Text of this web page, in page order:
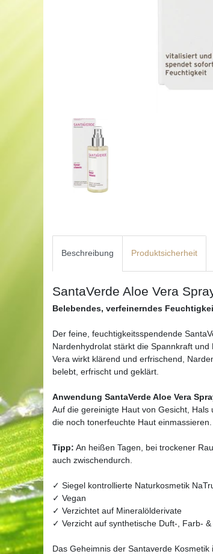
Beschreibung Produktsicherheit
SantaVerde Aloe Vera
Belebendes, verfeinerndes
Der feine, feuchtigkeitsspendende
Nardenhydrolat stärkt die Spannkraft
Vera wirkt klärend und erfrischend,
belebt, erfrischt und geklärt.
Anwendung SantaVerde Aloe Vera
Auf die gereinigte Haut von Gesicht,
die noch tonerfeuchte Haut einmassieren.
Tipp: An heißen Tagen, bei trockener
auch zwischendurch.
✓ Siegel kontrollierte Naturkosmetik
✓ Vegan
✓ Verzichtet auf Mineralölderivate
✓ Verzicht auf synthetische Duft-, Farb-
Das Geheimnis der Santaverde